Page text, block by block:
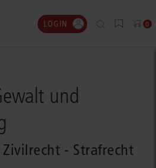
LOGIN 0
und
- Strafrecht